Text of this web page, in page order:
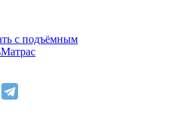
с подъёмным
Матрас